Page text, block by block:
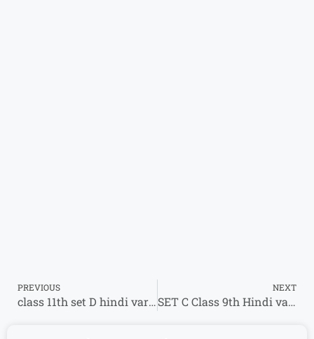
PREVIOUS
class 11th set D hindi varsik viral paper 2025 || कक्षा 11वीं सेट D हिंदी वायरल पेपर 2025
NEXT
SET C Class 9th Hindi varshik Paper 2025 : कक्षा 9वीं हिंदी वार्षिक पेपर 2025